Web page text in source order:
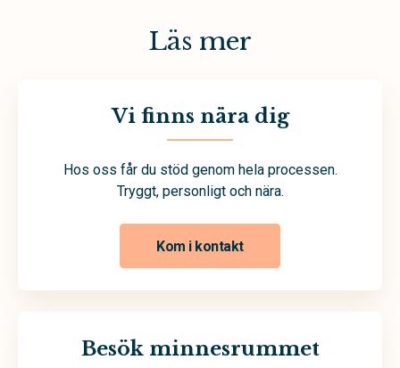
Läs mer
Vi finns nära dig
Hos oss får du stöd genom hela processen.
Tryggt, personligt och nära.
Kom i kontakt
Besök minnesrummet